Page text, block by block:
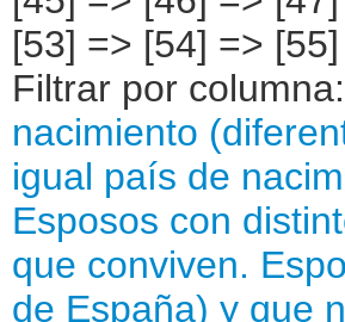
Filtrar por columna:
nacimiento
igual país de
Esposos con
que conviven.
de España) y que